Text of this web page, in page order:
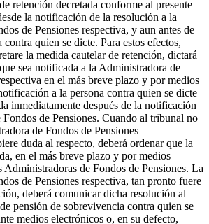
retención decretada conforme al presente
la notificación de la resolución a la
de Pensiones respectiva, y aun antes de
quien se dicte. Para estos efectos,
la medida cautelar de retención, dictará
sea notificada a la Administradora de
en el más breve plazo y por medios
a la persona contra quien se dicte
inmediatamente después de la notificación
de Pensiones. Cuando al tribunal no
de Fondos de Pensiones
duda al respecto, deberá ordenar que la
en el más breve plazo y por medios
Administradoras de Fondos de Pensiones. La
de Pensiones respectiva, tan pronto fuere
deberá comunicar dicha resolución al
pensión de sobrevivencia contra quien se
medios electrónicos o, en su defecto,